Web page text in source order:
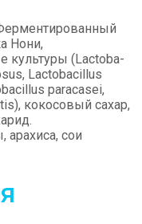
Нони,
культуры (Lactoba-
Lactobacillus
paracasei,
кокосовый сахар,
сои